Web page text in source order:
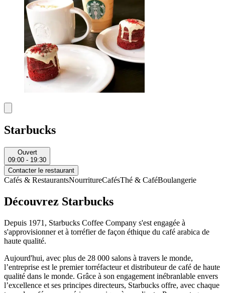
Starbucks
Ouvert
09:00 - 19:30
Contacter le restaurant
Cafés & RestaurantsNourritureCafésThé & CaféBoulangerie
Découvrez Starbucks
Depuis 1971, Starbucks Coffee Company s'est engagée à
s'approvisionner et à torréfier de façon éthique du café arabica de
haute qualité.
Aujourd'hui, avec plus de 28 000 salons à travers le monde,
l’entreprise est le premier torréfacteur et distributeur de café de haute
qualité dans le monde. Grâce à son engagement inébranlable envers
l’excellence et ses principes directeurs, Starbucks offre, avec chaque